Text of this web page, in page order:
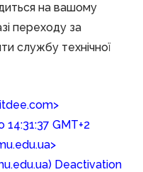
на вашому
переходу за
службу технічної
14:31:37 GMT+2
Deactivation